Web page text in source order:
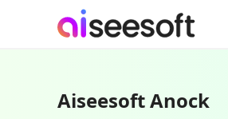
Aiseesoft Anock